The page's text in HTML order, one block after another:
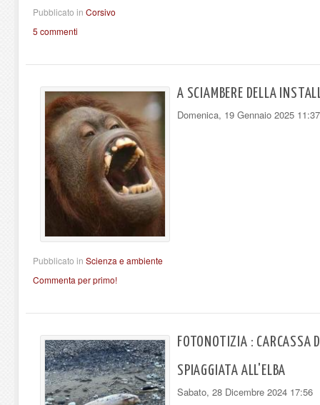
Pubblicato in Corsivo
5 commenti
A SCIAMBERE DELLA
Domenica, 19 Gennaio 2025 11:37
Pubblicato in Scienza e ambiente
Commenta per primo!
FOTONOTIZIA : CARCASSA
SPIAGGIATA ALL'ELBA
Sabato, 28 Dicembre 2024 17:56